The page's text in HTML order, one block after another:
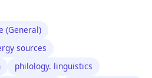
(General)
sources
philology. linguistics